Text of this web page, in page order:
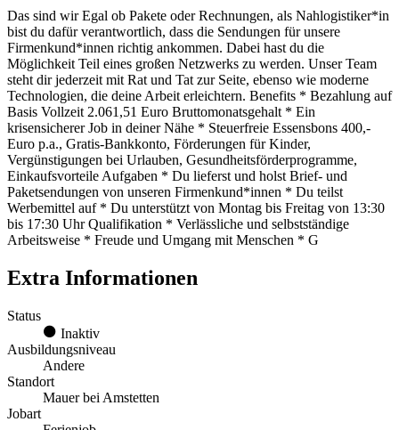
Das sind wir Egal ob Pakete oder Rechnungen, als Nahlogistiker*in
bist du dafür verantwortlich, dass die Sendungen für unsere
Firmenkund*innen richtig ankommen. Dabei hast du die
Möglichkeit Teil eines großen Netzwerks zu werden. Unser Team
steht dir jederzeit mit Rat und Tat zur Seite, ebenso wie moderne
Technologien, die deine Arbeit erleichtern. Benefits * Bezahlung auf
Basis Vollzeit 2.061,51 Euro Bruttomonatsgehalt * Ein
krisensicherer Job in deiner Nähe * Steuerfreie Essensbons 400,-
Euro p.a., Gratis-Bankkonto, Förderungen für Kinder,
Vergünstigungen bei Urlauben, Gesundheitsförderprogramme,
Einkaufsvorteile Aufgaben * Du lieferst und holst Brief- und
Paketsendungen von unseren Firmenkund*innen * Du teilst
Werbemittel auf * Du unterstützt von Montag bis Freitag von 13:30
bis 17:30 Uhr Qualifikation * Verlässliche und selbstständige
Arbeitsweise * Freude und Umgang mit Menschen * G
Extra Informationen
Status
Inaktiv
Ausbildungsniveau
Andere
Standort
Mauer bei Amstetten
Jobart